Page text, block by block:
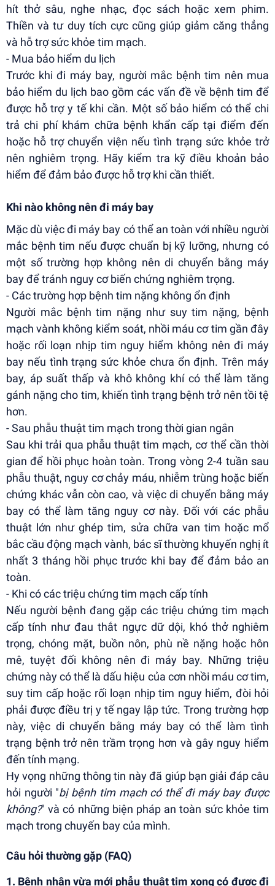
hít thở sâu, nghe nhạc, đọc sách hoặc xem phim.
Thiền và tư duy tích cực cũng giúp giảm căng thẳng
và hỗ trợ sức khỏe tim mạch.
- Mua bảo hiểm du lịch
Trước khi đi máy bay, người mắc bệnh tim nên mua
bảo hiểm du lịch bao gồm các vấn đề về bệnh tim để
được hỗ trợ y tế khi cần. Một số bảo hiểm có thể chi
trả chi phí khám chữa bệnh khẩn cấp tại điểm đến
hoặc hỗ trợ chuyển viện nếu tình trạng sức khỏe trở
nên nghiêm trọng. Hãy kiểm tra kỹ điều khoản bảo
hiểm để đảm bảo được hỗ trợ khi cần thiết.
Khi nào không nên đi máy bay
Mặc dù việc đi máy bay có thể an toàn với nhiều người
mắc bệnh tim nếu được chuẩn bị kỹ lưỡng, nhưng có
một số trường hợp không nên di chuyển bằng máy
bay để tránh nguy cơ biến chứng nghiêm trọng.
- Các trường hợp bệnh tim nặng không ổn định
Người mắc bệnh tim nặng như suy tim nặng, bệnh
mạch vành không kiểm soát, nhồi máu cơ tim gần đây
hoặc rối loạn nhịp tim nguy hiểm không nên đi máy
bay nếu tình trạng sức khỏe chưa ổn định. Trên máy
bay, áp suất thấp và khô không khí có thể làm tăng
gánh nặng cho tim, khiến tình trạng bệnh trở nên tồi tệ
hơn.
- Sau phẫu thuật tim mạch trong thời gian ngắn
Sau khi trải qua phẫu thuật tim mạch, cơ thể cần thời
gian để hồi phục hoàn toàn. Trong vòng 2-4 tuần sau
phẫu thuật, nguy cơ chảy máu, nhiễm trùng hoặc biến
chứng khác vẫn còn cao, và việc di chuyển bằng máy
bay có thể làm tăng nguy cơ này. Đối với các phẫu
thuật lớn như ghép tim, sửa chữa van tim hoặc mổ
bắc cầu động mạch vành, bác sĩ thường khuyến nghị ít
nhất 3 tháng hồi phục trước khi bay để đảm bảo an
toàn.
- Khi có các triệu chứng tim mạch cấp tính
Nếu người bệnh đang gặp các triệu chứng tim mạch
cấp tính như đau thắt ngực dữ dội, khó thở nghiêm
trọng, chóng mặt, buồn nôn, phù nề nặng hoặc hôn
mê, tuyệt đối không nên đi máy bay. Những triệu
chứng này có thể là dấu hiệu của cơn nhồi máu cơ tim,
suy tim cấp hoặc rối loạn nhịp tim nguy hiểm, đòi hỏi
phải được điều trị y tế ngay lập tức. Trong trường hợp
này, việc di chuyển bằng máy bay có thể làm tình
trạng bệnh trở nên trầm trọng hơn và gây nguy hiểm
đến tính mạng.
Hy vọng những thông tin này đã giúp bạn giải đáp câu
hỏi người "bị bệnh tim mạch có thể đi máy bay được
không?" và có những biện pháp an toàn sức khỏe tim
mạch trong chuyến bay của mình.
Câu hỏi thường gặp (FAQ)
1. Bệnh nhân vừa mới phẫu thuật tim xong có được đi